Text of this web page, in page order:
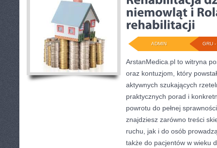
GRU
ADMIN
ArstanMedica.pl to witryna
oraz kontuzjom, który
aktywnych szukających
praktycznych porad i
powrotu do pełnej
znajdziesz zarówno treści
ruchu, jak i do osób
także do pacjentów w wieku